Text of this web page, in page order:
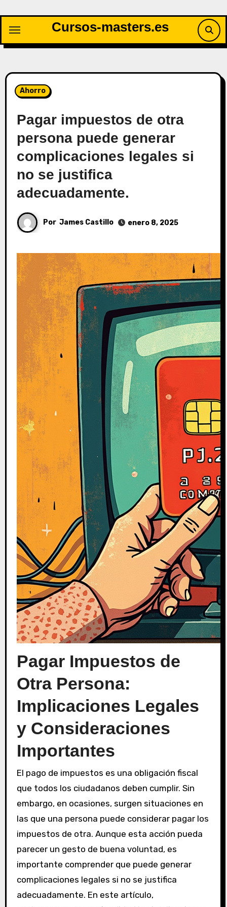
contenido
Cursos-masters.es
Ahorro
Pagar impuestos de otra
persona puede generar
complicaciones legales si
no se justifica
adecuadamente.
Por James Castillo enero 8, 2025
Pagar Impuestos de
Otra Persona:
Implicaciones Legales
y Consideraciones
Importantes
El pago de impuestos es una obligación fiscal
que todos los ciudadanos deben cumplir. Sin
embargo, en ocasiones, surgen situaciones en
las que una persona puede considerar pagar los
impuestos de otra. Aunque esta acción pueda
parecer un gesto de buena voluntad, es
importante comprender que puede generar
complicaciones legales si no se justifica
adecuadamente. En este artículo,